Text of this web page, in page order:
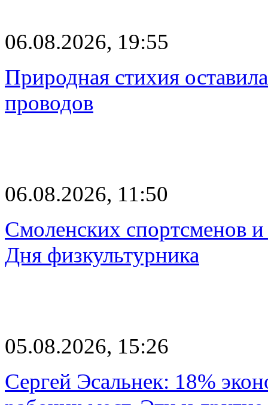
06.08.2026, 19:55
Природная стихия
проводов
06.08.2026, 11:50
Смоленских спортсменов
Дня физкультурника
05.08.2026, 15:26
Сергей Эсальнек: 18%